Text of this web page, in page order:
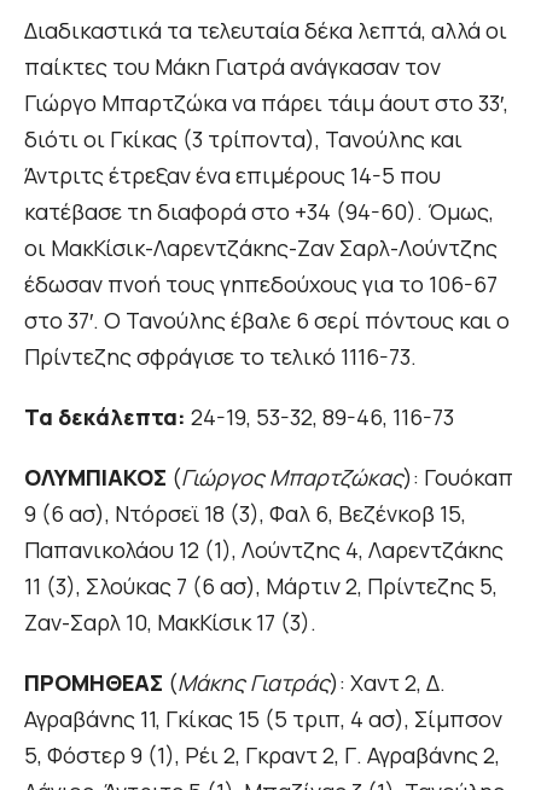
Διαδικαστικά τα τελευταία δέκα λεπτά, αλλά οι
παίκτες του Μάκη Γιατρά ανάγκασαν τον
Γιώργο Μπαρτζώκα να πάρει τάιμ άουτ στο 33′,
διότι οι Γκίκας (3 τρίποντα), Τανούλης και
Άντριτς έτρεξαν ένα επιμέρους 14-5 που
κατέβασε τη διαφορά στο +34 (94-60). Όμως,
οι ΜακΚίσικ-Λαρεντζάκης-Ζαν Σαρλ-Λούντζης
έδωσαν πνοή τους γηπεδούχους για το 106-67
στο 37′. Ο Τανούλης έβαλε 6 σερί πόντους και ο
Πρίντεζης σφράγισε το τελικό 1116-73.
Τα δεκάλεπτα: 24-19, 53-32, 89-46, 116-73
ΟΛΥΜΠΙΑΚΟΣ (Γιώργος Μπαρτζώκας): Γουόκαπ
9 (6 ασ), Ντόρσεϊ 18 (3), Φαλ 6, Βεζένκοβ 15,
Παπανικολάου 12 (1), Λούντζης 4, Λαρεντζάκης
11 (3), Σλούκας 7 (6 ασ), Μάρτιν 2, Πρίντεζης 5,
Ζαν-Σαρλ 10, ΜακΚίσικ 17 (3).
ΠΡΟΜΗΘΕΑΣ (Μάκης Γιατράς): Χαντ 2, Δ.
Αγραβάνης 11, Γκίκας 15 (5 τριπ, 4 ασ), Σίμπσον
5, Φόστερ 9 (1), Ρέι 2, Γκραντ 2, Γ. Αγραβάνης 2,